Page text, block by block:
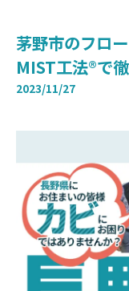
茅野市のフロ
MIST工法®で
2023/11/27